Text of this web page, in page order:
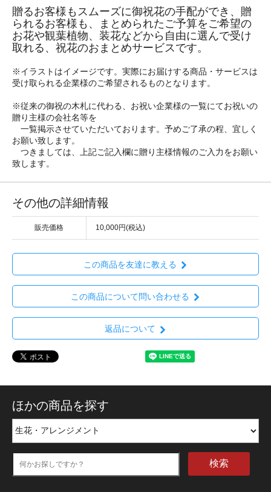
贈るお客様もスムーズに御祝花の手配ができ、贈
られるお客様も、まとめられたご予算をご希望の
お花や観葉植物、装花などから自由に選んで受け
取れる、祝花のおまとめサービスです。
※イラストはイメージです。実際にお届けする商品・サービスは
受け取られる企業様のご希望されるものとなります。
※従来の御祝の木札に代わる、お祝い企業様の一覧にてお祝いの
贈り主様の会社名等を
一覧掲示させていただいております。予めご了承の程、宜しく
お願い致します。
つきましては、上記ご記入欄に贈り主様情報のご入力をお願い
致します。
その他の詳細情報
販売価格 10,000円(税込)
この商品を友達に教える
この商品について問い合わせる
返品について
ほかの商品を探す
検索